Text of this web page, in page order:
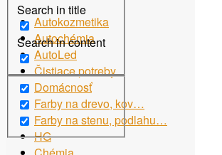
Search in title
Search in content
Autokozmetika
Autochémia
AutoLed
Čistiace potreby
Domácnosť
Farby na drevo, kov…
Farby na stenu, podlahu…
HG